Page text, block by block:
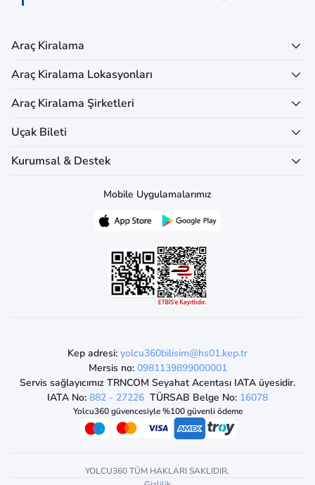
Araç Kiralama
Araç Kiralama Lokasyonları
Araç Kiralama Şirketleri
Uçak Bileti
Kurumsal & Destek
Mobile Uygulamalarımız
Kep adresi: yolcu360bilisim@hs01.kep.tr
Mersis no: 0981139899000001
Servis sağlayıcımız TRNCOM Seyahat Acentası IATA üyesidir.
IATA No: 882 - 27226 TÜRSAB Belge No: 16078
Yolcu360 güvencesiyle %100 güvenli ödeme
YOLCU360 TÜM HAKLARI SAKLIDIR.